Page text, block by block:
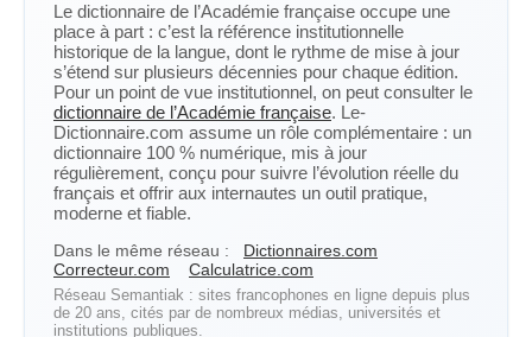
Le dictionnaire de l’Académie française occupe une
place à part : c’est la référence institutionnelle
historique de la langue, dont le rythme de mise à jour
s’étend sur plusieurs décennies pour chaque édition.
Pour un point de vue institutionnel, on peut consulter le
dictionnaire de l’Académie française. Le-
Dictionnaire.com assume un rôle complémentaire : un
dictionnaire 100 % numérique, mis à jour
régulièrement, conçu pour suivre l’évolution réelle du
français et offrir aux internautes un outil pratique,
moderne et fiable.
Dans le même réseau :
Dictionnaires.com
Correcteur.com
Calculatrice.com
Réseau Semantiak : sites francophones en ligne depuis plus
de 20 ans, cités par de nombreux médias, universités et
institutions publiques.